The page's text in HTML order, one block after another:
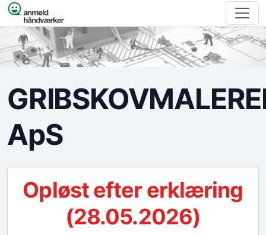
Spring til indhold
ApS
Opløst efter erklæring
(28.05.2026)